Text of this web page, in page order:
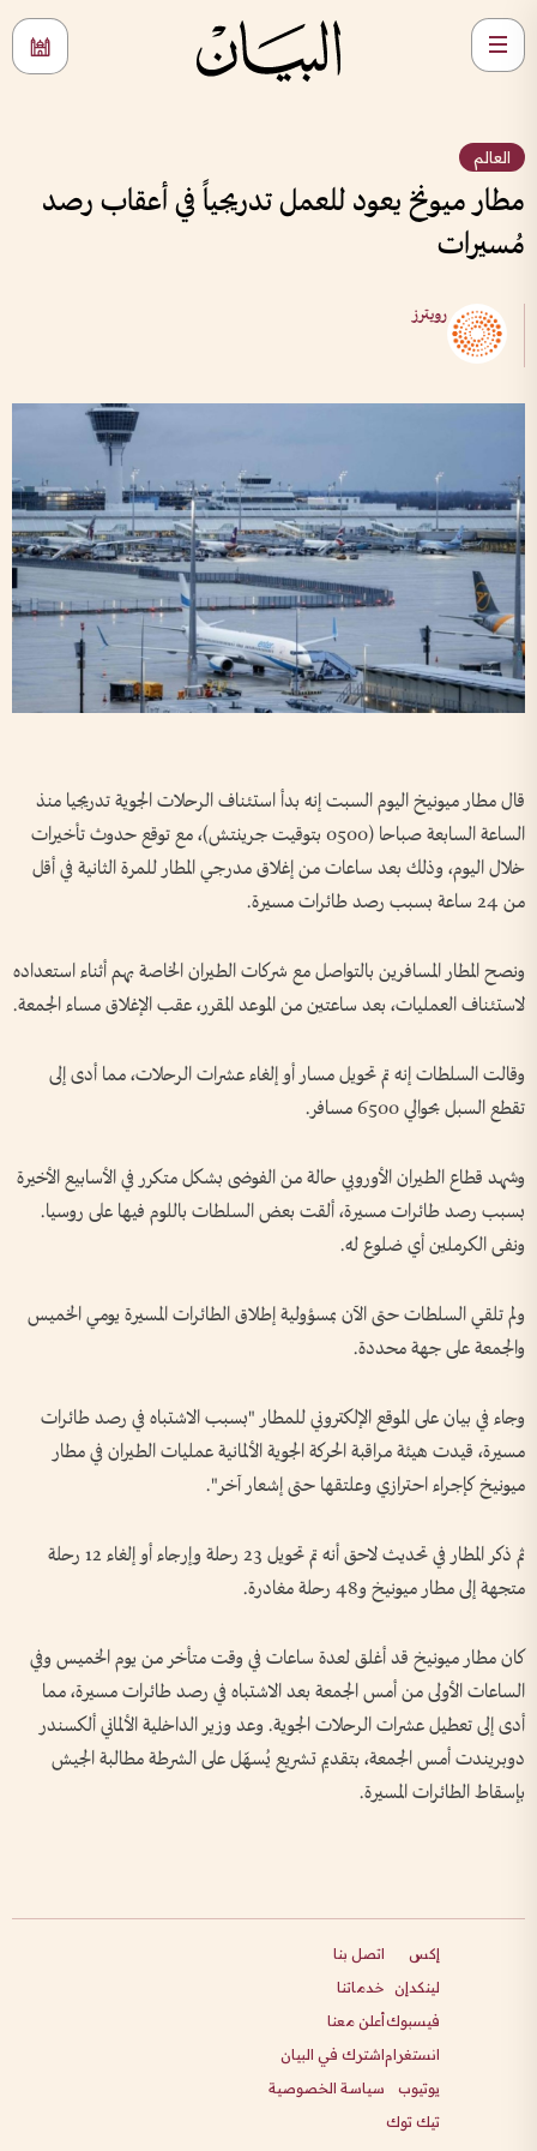
العالم
مطار ميونخ يعود للعمل تدريجياً في أعقاب رصد
مُسيرات
رويترز
قال مطار ميونيخ اليوم السبت إنه بدأ استئناف الرحلات الجوية تدريجيا منذ
الساعة السابعة صباحا (0500 بتوقيت جرينتش)، مع توقع حدوث تأخيرات
خلال اليوم، وذلك بعد ساعات من إغلاق مدرجي المطار للمرة الثانية في أقل
من 24 ساعة بسبب رصد طائرات مسيرة.
ونصح المطار المسافرين بالتواصل مع شركات الطيران الخاصة بهم أثناء استعداده
لاستئناف العمليات، بعد ساعتين من الموعد المقرر، عقب الإغلاق مساء الجمعة.
وقالت السلطات إنه تم تحويل مسار أو إلغاء عشرات الرحلات، مما أدى إلى
تقطع السبل بحوالي 6500 مسافر.
وشهد قطاع الطيران الأوروبي حالة من الفوضى بشكل متكرر في الأسابيع الأخيرة
بسبب رصد طائرات مسيرة، ألقت بعض السلطات باللوم فيها على روسيا.
ونفى الكرملين أي ضلوع له.
ولم تلقي السلطات حتى الآن بمسؤولية إطلاق الطائرات المسيرة يومي الخميس
والجمعة على جهة محددة.
وجاء في بيان على الموقع الإلكتروني للمطار "بسبب الاشتباه في رصد طائرات
مسيرة، قيدت هيئة مراقبة الحركة الجوية الألمانية عمليات الطيران في مطار
ميونيخ كإجراء احترازي وعلتقها حتى إشعار آخر".
ثم ذكر المطار في تحديث لاحق أنه تم تحويل 23 رحلة وإرجاء أو إلغاء 12 رحلة
متجهة إلى مطار ميونيخ و48 رحلة مغادرة.
كان مطار ميونيخ قد أغلق لعدة ساعات في وقت متأخر من يوم الخميس وفي
الساعات الأولى من أمس الجمعة بعد الاشتباه في رصد طائرات مسيرة، مما
أدى إلى تعطيل عشرات الرحلات الجوية. وعد وزير الداخلية الألماني ألكسندر
دوبريندت أمس الجمعة، بتقديم تشريع يُسهّل على الشرطة مطالبة الجيش
بإسقاط الطائرات المسيرة.
إكس
لينكدإن
فيسبوك
انستغرام
يوتيوب
تيك توك
اتصل بنا
خدماتنا
أعلن معنا
اشترك في البيان
سياسة الخصوصية